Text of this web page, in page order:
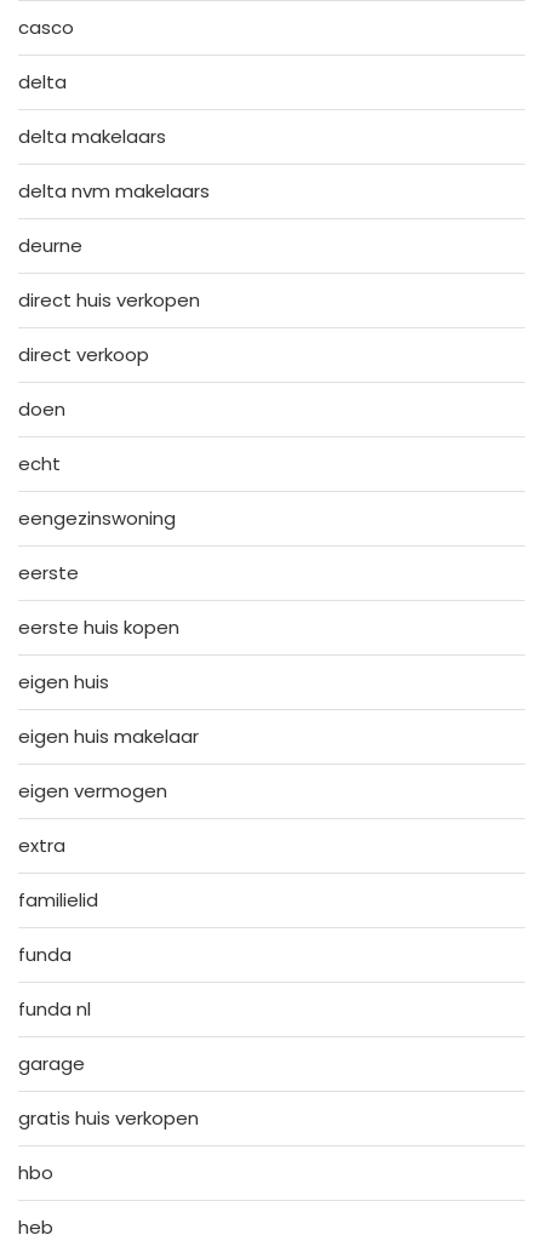
casco
delta
delta makelaars
delta nvm makelaars
deurne
direct huis verkopen
direct verkoop
doen
echt
eengezinswoning
eerste
eerste huis kopen
eigen huis
eigen huis makelaar
eigen vermogen
extra
familielid
funda
funda nl
garage
gratis huis verkopen
hbo
heb